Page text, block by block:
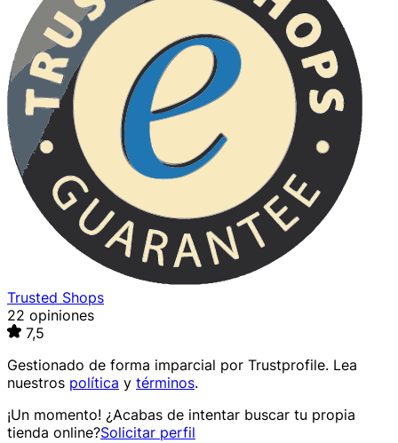
Trusted Shops
22 opiniones
7,5
Gestionado de forma imparcial por Trustprofile. Lea
nuestros política y términos.
¡Un momento! ¿Acabas de intentar buscar tu propia
tienda online?Solicitar perfil